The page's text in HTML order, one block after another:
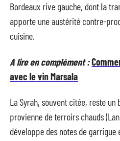
Bordeaux rive gauche, dont la
apporte une austérité contre-
cuisine.
A lire en complément :
avec le vin Marsala
La Syrah, souvent citée, reste un
provienne de terroirs chauds
développe des notes de